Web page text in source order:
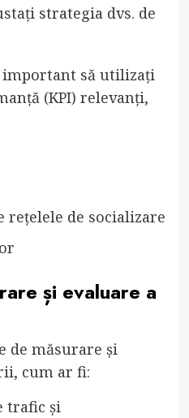
strategia dvs. de
important să utilizați
(KPI) relevanți,
rețelele de socializare
și evaluare a
de măsurare și
cum ar fi:
trafic și